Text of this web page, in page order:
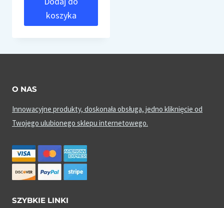
koszyka
O NAS
Innowacyjne produkty, doskonała obsługa, jedno kliknięcie od
Twojego ulubionego sklepu internetowego.
SZYBKIE LINKI